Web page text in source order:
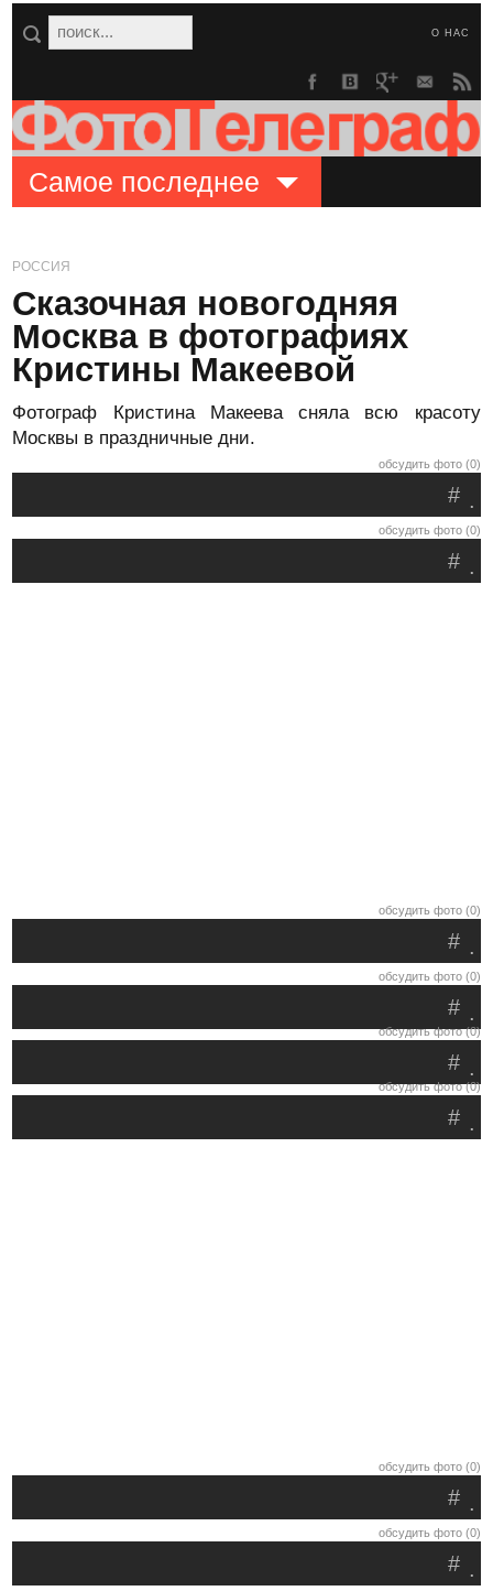
О НАС
Самое последнее
РОССИЯ
Сказочная новогодняя
Москва в фотографиях
Кристины Макеевой
Фотограф Кристина Макеева сняла всю красоту
Москвы в праздничные дни.
обсудить фото (0)
.
#
обсудить фото (0)
.
#
обсудить фото (0)
.
#
обсудить фото (0)
.
#
обсудить фото (0)
.
#
обсудить фото (0)
.
#
обсудить фото (0)
.
#
обсудить фото (0)
.
#